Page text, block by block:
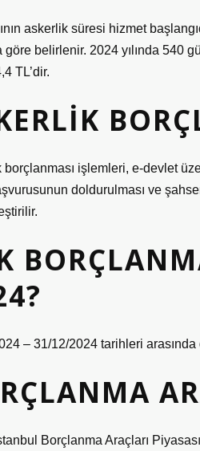
askerlik süresi hizmet
göre belirlenir. 2024 yılında 540
TL’dir.
borçlanması işlemleri, e-devlet
doldurulması ve
– 31/12/2024 tarihleri ​​arasında
Borçlanma Araçları